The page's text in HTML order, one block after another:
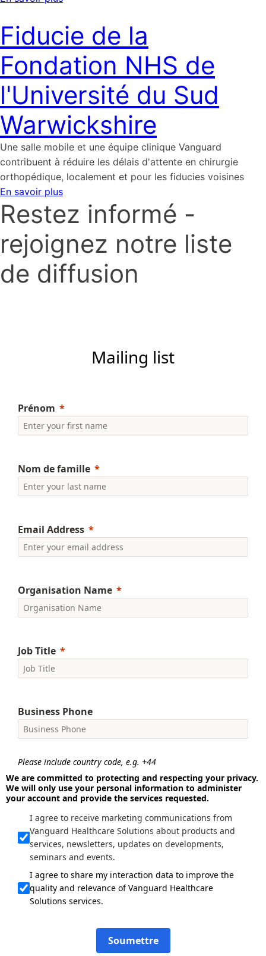
Fiducie de la
Fondation NHS de
l'Université du Sud
Warwickshire
Une salle mobile et une équipe clinique Vanguard
contribuent à réduire les délais d'attente en chirurgie
orthopédique, localement et pour les fiducies voisines
En savoir plus
Restez informé -
rejoignez notre liste
de diffusion
Mailing list
Prénom
Nom de famille
Email Address
Organisation Name
Job Title
Business Phone
Please include country code, e.g. +44
We are committed to protecting and respecting your privacy.
We will only use your personal information to administer
your account and provide the services requested.
I agree to receive marketing communications from
Vanguard Healthcare Solutions about products and
services, newsletters, updates on developments,
seminars and events.
I agree to share my interaction data to improve the
quality and relevance of Vanguard Healthcare
Solutions services.
Soumettre